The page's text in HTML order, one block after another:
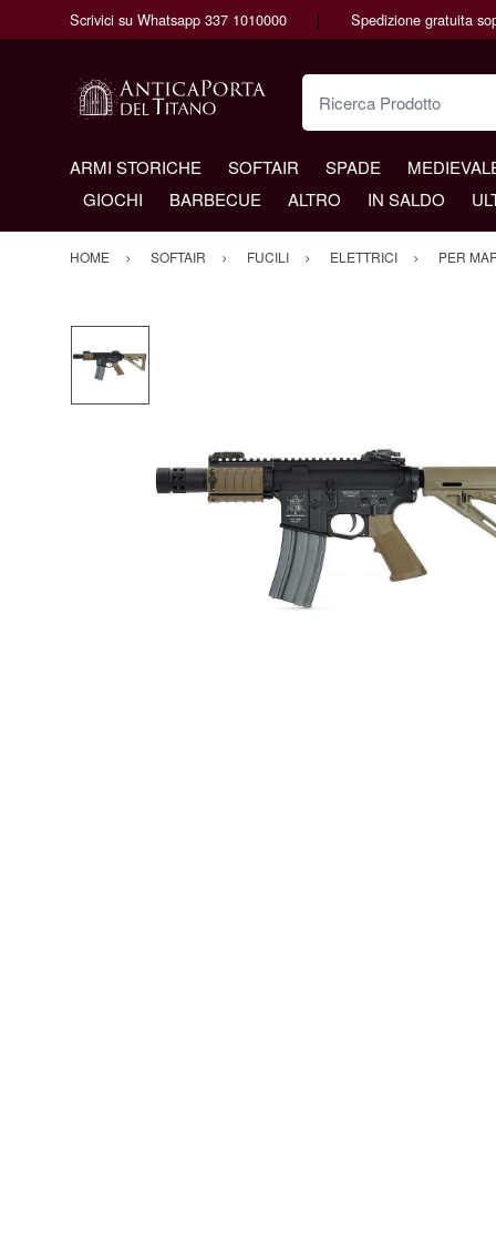
Scrivici su Whatsapp 337 1010000 Spedizione gratuita
Ricerca Prodotto
ARMI STORICHE SOFTAIR SPADE
GIOCHI
BARBECUE ALTRO IN SALDO
HOME SOFTAIR FUCILI ELETTRICI PER